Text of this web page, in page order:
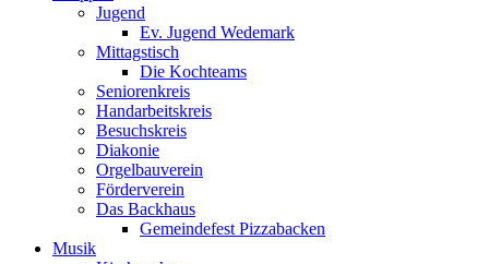
Jugend
Ev. Jugend Wedemark
Mittagstisch
Die Kochteams
Seniorenkreis
Handarbeitskreis
Besuchskreis
Diakonie
Orgelbauverein
Förderverein
Das Backhaus
Gemeindefest Pizzabacken
Musik